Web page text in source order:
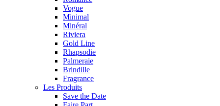
Vogue
Minimal
Minéral
Riviera
Gold Line
Rhapsodie
Palmeraie
Brindille
Fragrance
Les Produits
Save the Date